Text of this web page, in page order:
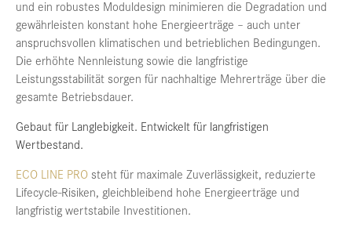
und ein robustes Moduldesign minimieren die Degradation und
gewährleisten konstant hohe Energieerträge – auch unter
anspruchsvollen klimatischen und betrieblichen Bedingungen.
Die erhöhte Nennleistung sowie die langfristige
Leistungsstabilität sorgen für nachhaltige Mehrerträge über die
gesamte Betriebsdauer.
Gebaut für Langlebigkeit. Entwickelt für langfristigen
Wertbestand.
ECO LINE PRO steht für maximale Zuverlässigkeit, reduzierte
Lifecycle-Risiken, gleichbleibend hohe Energieerträge und
langfristig wertstabile Investitionen.